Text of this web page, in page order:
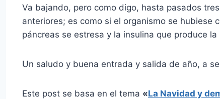
Va bajando, pero como digo, hasta pasados
anteriores; es como si el organismo se hubiese
páncreas se estresa y la insulina que produce
Un saludo y buena entrada y salida de año, a
Este post se basa en el tema «La Navidad y